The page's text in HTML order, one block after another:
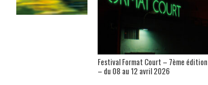
Festival Format Court – 7ème édition
– du 08 au 12 avril 2026